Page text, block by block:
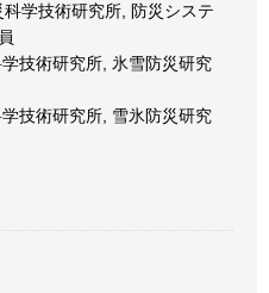
学技術研究所, 防災システ
技術研究所, 氷雪防災研究
技術研究所, 雪氷防災研究